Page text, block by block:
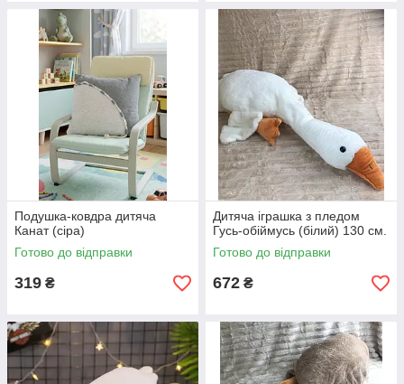
Подушка-ковдра дитяча
Канат (сіра)
Готово до відправки
319 ₴
Дитяча іграшка з пледом
Гусь-обіймусь (білий) 130 см.
Готово до відправки
672 ₴